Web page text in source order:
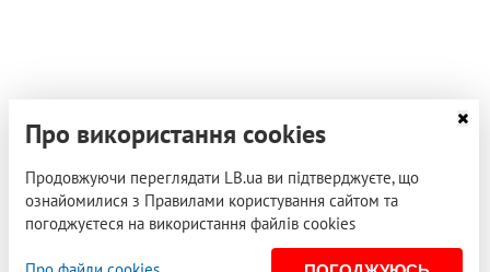
Про використання cookies
Продовжуючи переглядати LB.ua ви підтверджуєте, що
ознайомилися з Правилами користування сайтом та
погоджуєтеся на використання файлів cookies